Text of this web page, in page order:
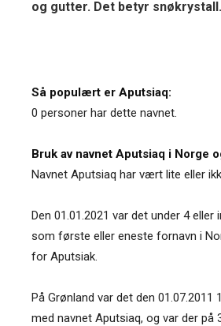
og gutter. Det betyr snøkrystall.
Så populært er Aputsiaq:
0 personer har dette navnet.
Bruk av navnet Aputsiaq i Norge
Navnet Aputsiaq har vært lite eller
Den 01.01.2021 var det under 4 eller
som første eller eneste fornavn i
for Aputsiak.
På Grønland var det den 01.07.2011
med navnet Aputsiaq, og var der på